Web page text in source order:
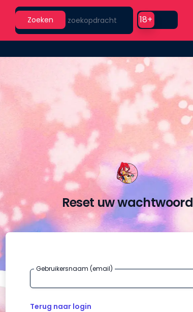
Search
Zoeken
Use setting
18+
Reset uw wachtwoord
Gebruikersnaam (email)
Terug naar login